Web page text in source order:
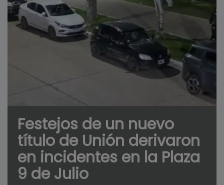
Festejos de un nuevo
título de Unión derivaron
en incidentes en la Plaza
9 de Julio